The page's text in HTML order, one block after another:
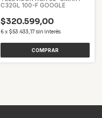
C32GL 100-F GOOGLE
$320.599,00
6 x $53.433,17 sin interés